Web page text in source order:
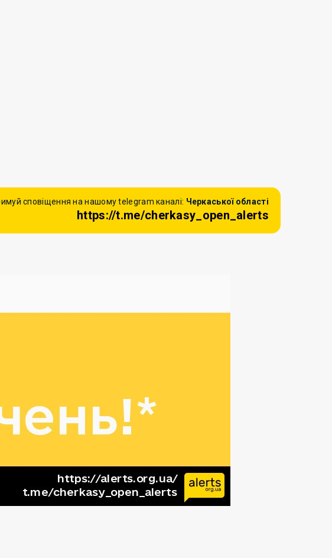
сповіщення на нашому telegram каналі: Черкаської області
https://t.me/cherkasy_open_alerts